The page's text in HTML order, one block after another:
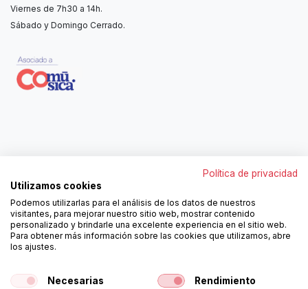
Viernes de 7h30 a 14h.
Sábado y Domingo Cerrado.
962250313
ortola@ortola-sa.es
Av. d'Albaida, s/n
46840 La Pobla del Duc (Valencia)
¡Síguenos!
Política de privacidad
Utilizamos cookies
Podemos utilizarlas para el análisis de los datos de nuestros
visitantes, para mejorar nuestro sitio web, mostrar contenido
personalizado y brindarle una excelente experiencia en el sitio web.
Para obtener más información sobre las cookies que utilizamos, abre
los ajustes.
Necesarias Rendimiento